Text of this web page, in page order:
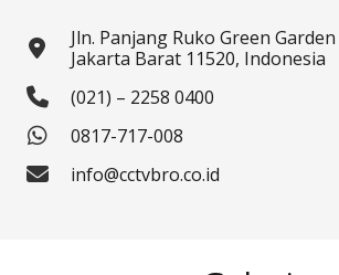
Jln. Panjang Ruko Green
Jakarta Barat 11520, Indonesia
(021) – 2258 0400
0817-717-008
info@cctvbro.co.id